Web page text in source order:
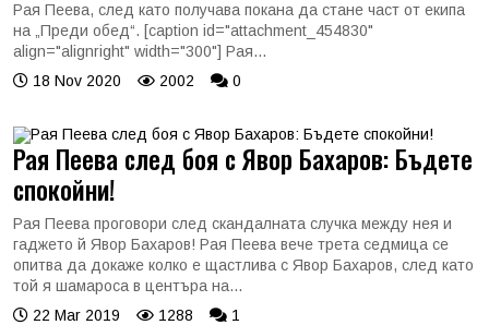
Рая Пеева, след като получава покана да стане част от екипа
на „Преди обед“. [caption id="attachment_454830"
align="alignright" width="300"] Рая...
18 Nov 2020
2002 0
Рая Пеева след боя с Явор Бахаров: Бъдете
спокойни!
Рая Пеева проговори след скандалната случка между нея и
гаджето й Явор Бахаров! Рая Пеева вече трета седмица се
опитва да докаже колко е щастлива с Явор Бахаров, след като
той я шамароса в центъра на...
22 Mar 2019
1288 1